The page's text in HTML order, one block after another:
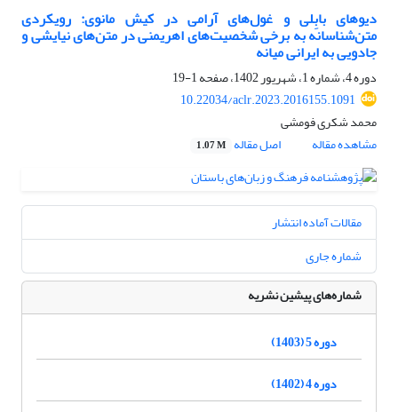
دیوهای بابِلی و غول‌های آرامی در کیش مانوی: رویکردی
متن‌شناسانه به برخی شخصیت‌های اهریمنی در متن‌های نیایشی و
جادویی به ایرانی میانه
دوره 4، شماره 1، شهریور 1402، صفحه
1-19
10.22034/aclr.2023.2016155.1091
محمد شکری فومشی
مشاهده مقاله
اصل مقاله 1.07 M
مقالات آماده انتشار
شماره جاری
شماره‌های پیشین نشریه
دوره 5 (1403)
دوره 4 (1402)